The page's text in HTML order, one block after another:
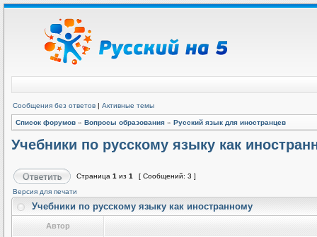
Сообщения без ответов | Активные темы
Список форумов » Вопросы образования » Русский язык для иностранцев
Учебники по русскому языку как
Страница 1 из 1
[ Сообщений: 3 ]
Версия для печати
Учебники по русскому языку как иностранному
Автор